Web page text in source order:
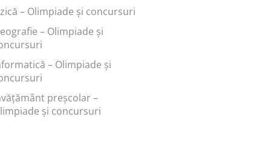
– Olimpiade și concursuri
– Olimpiade și
– Olimpiade și
preşcolar –
și concursuri